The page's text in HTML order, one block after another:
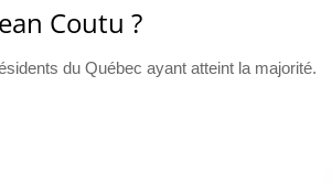
Coutu ?
du Québec ayant atteint la majorité.